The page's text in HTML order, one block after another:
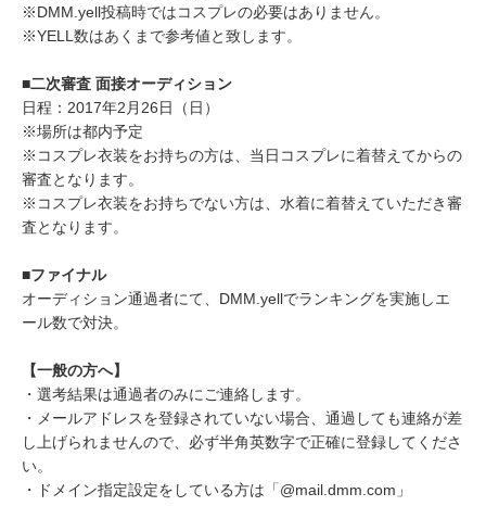
※DMM.yell投稿時ではコスプレの必要はありません。
※YELL数はあくまで参考値と致します。
■二次審査 面接オーディション
日程：2017年2月26日（日）
※場所は都内予定
※コスプレ衣装をお持ちの方は、当日コスプレに着替えてからの
審査となります。
※コスプレ衣装をお持ちでない方は、水着に着替えていただき審
査となります。
■ファイナル
オーディション通過者にて、DMM.yellでランキングを実施しエ
ール数で対決。
【一般の方へ】
・選考結果は通過者のみにご連絡します。
・メールアドレスを登録されていない場合、通過しても連絡が差
し上げられませんので、必ず半角英数字で正確に登録してくださ
い。
・ドメイン指定設定をしている方は「@mail.dmm.com」